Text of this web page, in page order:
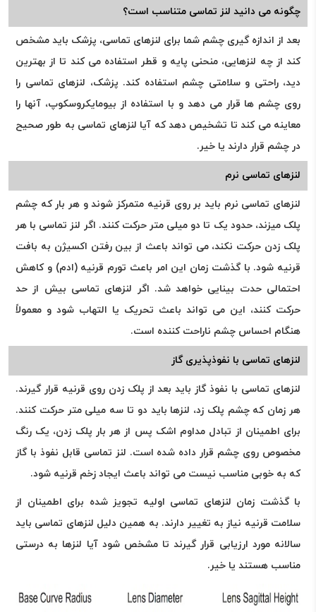
چگونه می دانید لنز تماسی متناسب است؟
بعد از اندازه گیری چشم شما برای لنزهای تماسی، پزشک باید مشخص
کند از چه لنزهایی، منحنی پایه و قطر استفاده می کند تا از بهترین
دید، راحتی و سلامتی چشم استفاده کند. پزشک، لنزهای تماسی را
روی چشم ها قرار می دهد و با استفاده از بیومایکروسکوپ، آنها را
معاینه می کند تا تشخیص دهد که آیا لنزهای تماسی به طور صحیح
در چشم قرار دارند یا خیر.
لنزهای تماسی نرم
لنزهای تماسی نرم باید بر روی قرنیه متمرکز شوند و هر بار که چشم
پلک میزند، حدود یک تا دو میلی متر حرکت کنند. اگر لنز تماسی با هر
پلک زدن حرکت نکند، می تواند باعث از بین رفتن اکسیژن به بافت
قرنیه شود. با گذشت زمان این امر باعث تورم قرنیه (ادم) و کاهش
احتمالی حدت بینایی خواهد شد. اگر لنزهای تماسی بیش از حد
حرکت کنند، این می تواند باعث تحریک یا التهاب شود و معمولاً
هنگام احساس چشم ناراحت کننده است.
لنزهای تماسی با نفوذپذیری گاز
لنزهای تماسی با نفوذ گاز باید بعد از پلک زدن روی قرنیه قرار گیرند.
هر زمان که چشم پلک زد، لنزها باید دو تا سه میلی متر حرکت کنند.
برای اطمینان از تبادل مداوم اشک پس از هر بار پلک زدن، یک رنگ
مخصوص روی چشم قرار داده شده است. لنز تماسی قابل نفوذ با گاز
که به خوبی مناسب نیست می تواند باعث ایجاد زخم قرنیه شود.
با گذشت زمان لنزهای تماسی اولیه تجویز شده برای اطمینان از
سلامت قرنیه نیاز به تغییر دارند. به همین دلیل لنزهای تماسی باید
سالانه مورد ارزیابی قرار گیرند تا مشخص شود آیا لنزها به درستی
مناسب هستند یا خیر.